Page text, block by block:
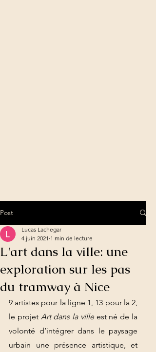
Post
L'art dans la ville: une
exploration sur les pas
du tramway à Nice
Lucas Lachegar
4 juin 2021 1 min de lecture
9 artistes pour la ligne 1, 13 pour la 2,
le projet Art dans la ville est né de la
volonté d’intégrer dans le paysage
urbain une présence artistique, et